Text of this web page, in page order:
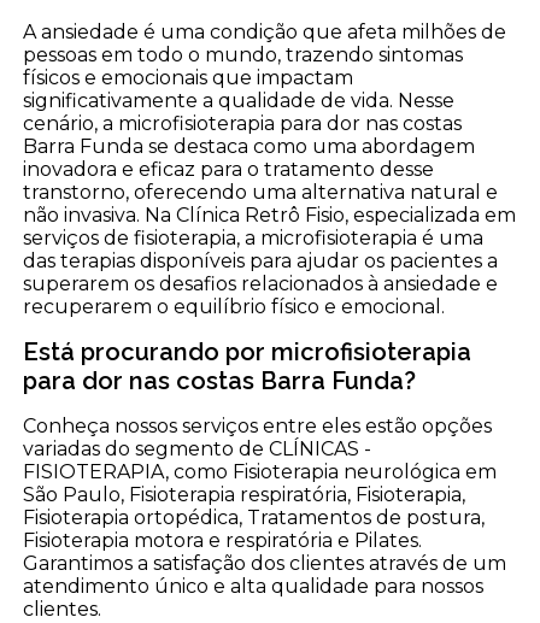
A ansiedade é uma condição que afeta milhões de
pessoas em todo o mundo, trazendo sintomas
físicos e emocionais que impactam
significativamente a qualidade de vida. Nesse
cenário, a microfisioterapia para dor nas costas
Barra Funda se destaca como uma abordagem
inovadora e eficaz para o tratamento desse
transtorno, oferecendo uma alternativa natural e
não invasiva. Na Clínica Retrô Fisio, especializada em
serviços de fisioterapia, a microfisioterapia é uma
das terapias disponíveis para ajudar os pacientes a
superarem os desafios relacionados à ansiedade e
recuperarem o equilíbrio físico e emocional.
Está procurando por microfisioterapia
para dor nas costas Barra Funda?
Conheça nossos serviços entre eles estão opções
variadas do segmento de CLÍNICAS -
FISIOTERAPIA, como Fisioterapia neurológica em
São Paulo, Fisioterapia respiratória, Fisioterapia,
Fisioterapia ortopédica, Tratamentos de postura,
Fisioterapia motora e respiratória e Pilates.
Garantimos a satisfação dos clientes através de um
atendimento único e alta qualidade para nossos
clientes.